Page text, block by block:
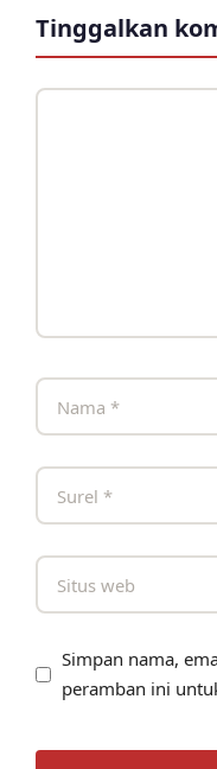
Tinggalkan
Komentar
Nama
Surel
Situs
Simpan nama,
peramban ini